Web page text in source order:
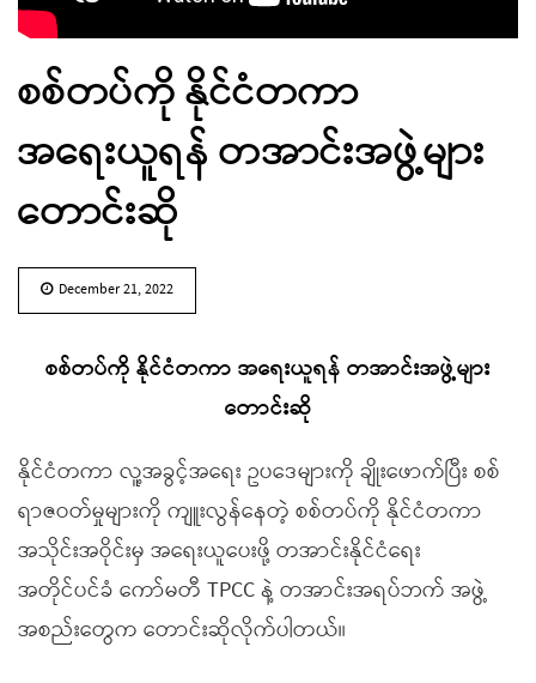
စစ်တပ်ကို နိုင်ငံတကာ
အရေးယူရန် တအာင်းအဖွဲ့များ
တောင်းဆို
December 21, 2022
စစ်တပ်ကို နိုင်ငံတကာ အရေးယူရန် တအာင်းအဖွဲ့များ
တောင်းဆို
နိုင်ငံတကာ လူ့အခွင့်အရေး ဥပဒေများကို ချိုးဖောက်ပြီး စစ်
ရာဇဝတ်မှုများကို ကျူးလွန်နေတဲ့ စစ်တပ်ကို နိုင်ငံတကာ
အသိုင်းအဝိုင်းမှ အရေးယူပေးဖို့ တအာင်းနိုင်ငံရေး
အတိုင်ပင်ခံ ကော်မတီ TPCC နဲ့ တအာင်းအရပ်ဘက် အဖွဲ့
အစည်းတွေက တောင်းဆိုလိုက်ပါတယ်။